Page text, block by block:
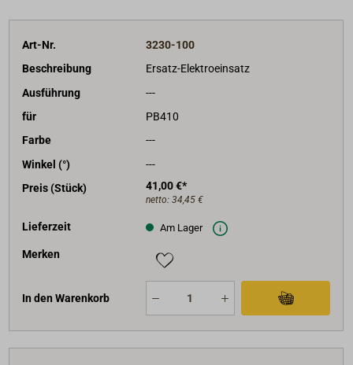
Art-Nr.
3230-100
Beschreibung
Ersatz-Elektroeinsatz
Ausführung
---
für
PB410
Farbe
---
Winkel (°)
---
Preis (Stück)
41,00 €*
netto: 34,45 €
Lieferzeit Am Lager
Merken
In den Warenkorb